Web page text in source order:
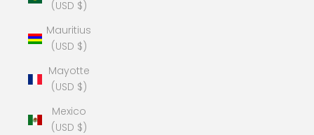
(USD $)
Mauritius
(USD $)
Mayotte
(USD $)
Mexico
(USD $)